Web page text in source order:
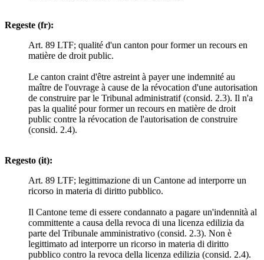
Regeste (fr):
Art. 89 LTF; qualité d'un canton pour former un recours en
matière de droit public.
Le canton craint d'être astreint à payer une indemnité au
maître de l'ouvrage à cause de la révocation d'une autorisation
de construire par le Tribunal administratif (consid. 2.3). Il n'a
pas la qualité pour former un recours en matière de droit
public contre la révocation de l'autorisation de construire
(consid. 2.4).
Regesto (it):
Art. 89 LTF; legittimazione di un Cantone ad interporre un
ricorso in materia di diritto pubblico.
Il Cantone teme di essere condannato a pagare un'indennità al
committente a causa della revoca di una licenza edilizia da
parte del Tribunale amministrativo (consid. 2.3). Non è
legittimato ad interporre un ricorso in materia di diritto
pubblico contro la revoca della licenza edilizia (consid. 2.4).